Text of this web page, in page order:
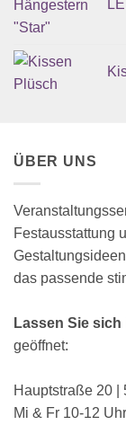
ÜBER UNS
Festausstattung
das passende
Lassen Sie
geöffnet:
Hauptstraße 20 |
Mi & Fr 10-12